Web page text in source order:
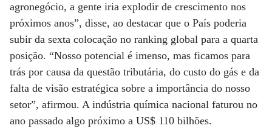
agronegócio, a gente iria explodir de crescimento nos
próximos anos”, disse, ao destacar que o País poderia
subir da sexta colocação no ranking global para a quarta
posição. “Nosso potencial é imenso, mas ficamos para
trás por causa da questão tributária, do custo do gás e da
falta de visão estratégica sobre a importância do nosso
setor”, afirmou. A indústria química nacional faturou no
ano passado algo próximo a US$ 110 bilhões.